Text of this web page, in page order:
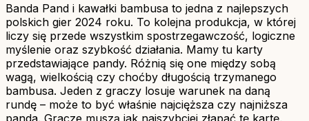
Banda Pand i kawałki bambusa to jedna z najlepszych
polskich gier 2024 roku. To kolejna produkcja, w której
liczy się przede wszystkim spostrzegawczość, logiczne
myślenie oraz szybkość działania. Mamy tu karty
przedstawiające pandy. Różnią się one między sobą
wagą, wielkością czy choćby długością trzymanego
bambusa. Jeden z graczy losuje warunek na daną
rundę – może to być właśnie najcięższa czy najniższa
panda. Gracze muszą jak najszybciej złapać tę kartę,